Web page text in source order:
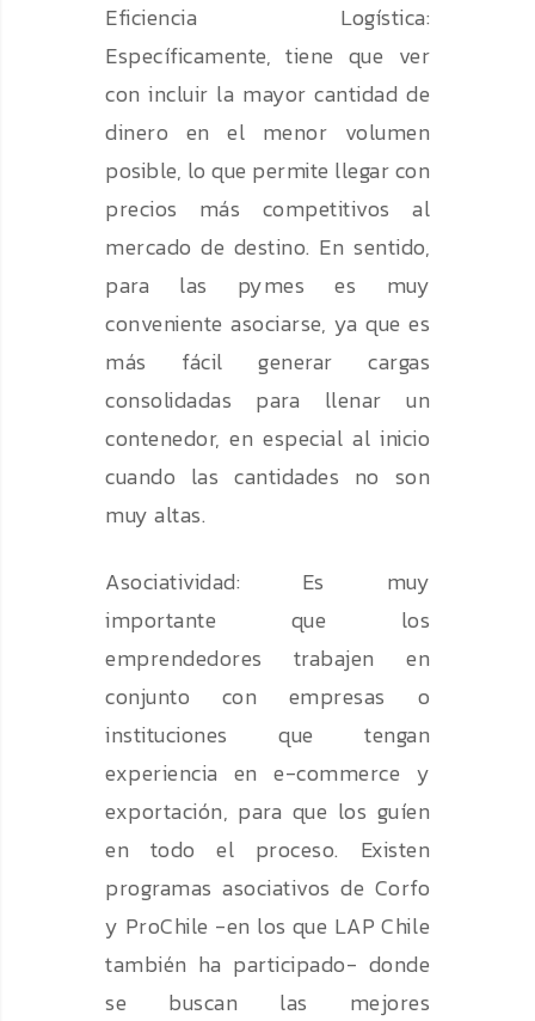
Eficiencia Logística:
Específicamente, tiene que ver
con incluir la mayor cantidad de
dinero en el menor volumen
posible, lo que permite llegar con
precios más competitivos al
mercado de destino. En sentido,
para las pymes es muy
conveniente asociarse, ya que es
más fácil generar cargas
consolidadas para llenar un
contenedor, en especial al inicio
cuando las cantidades no son
muy altas.
Asociatividad: Es muy
importante que los
emprendedores trabajen en
conjunto con empresas o
instituciones que tengan
experiencia en e-commerce y
exportación, para que los guíen
en todo el proceso. Existen
programas asociativos de Corfo
y ProChile -en los que LAP Chile
también ha participado- donde
se buscan las mejores